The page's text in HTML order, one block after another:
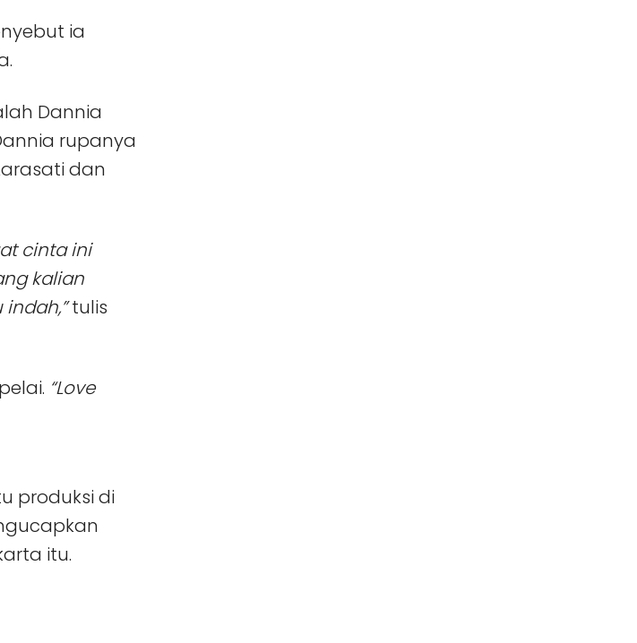
ia
Dannia
rupanya
dan
cinta ini
kalian
tulis
“Love
produksi di
itu.